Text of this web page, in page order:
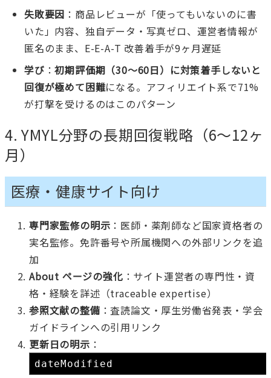
失敗要因 ：商品レビューが「使ってもいないのに書
いた」内容、独自データ・写真ゼロ、運営者情報が
匿名のまま、E-E-A-T 改善着手が9ヶ月遅延
学び ：初期評価期（30〜60日）に対策着手しないと
回復が極めて困難になる。アフィリエイト系で71%
が打撃を受けるのはこのパターン
4. YMYL分野の長期回復戦略（6〜12ヶ
月）
医療・健康サイト向け
専門家監修の明示 ：医師・薬剤師など国家資格者の
実名監修。免許番号や所属機関への外部リンクを追
加
About ページの強化 ：サイト運営者の専門性・資
格・経験を詳述（traceable expertise）
参照文献の整備 ：査読論文・厚生労働省発表・学会
ガイドラインへの引用リンク
更新日の明示 ：
dateModified